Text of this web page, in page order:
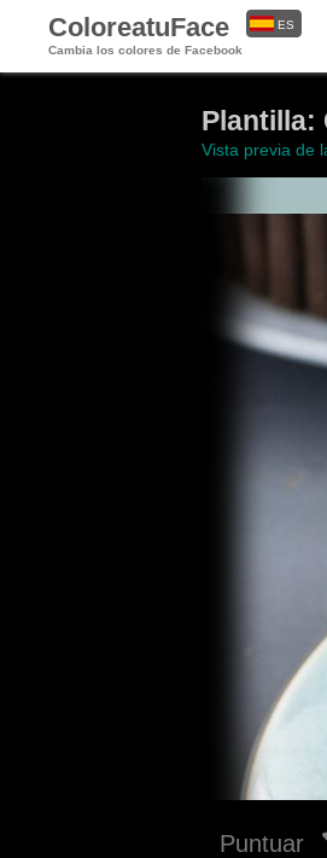
ColoreatuFace
Cambia los colores de Facebook
ES
Plantilla:
Vista previa de
Puntuar